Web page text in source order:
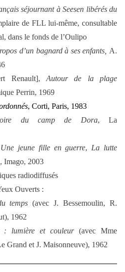
séjournant à Seesen libérés du
de FLL lui-même, consultable
dans le fonds de l’Oulipo
d’un bagnard à ses enfants, A.
Renault], Autour de la plage
Perrin, 1969
, Corti, Paris, 1983
du camp de Dora, La
Une jeune fille en guerre, La lutte
, Imago, 2003
radiodiffusés
Ouverts :
temps (avec J. Bessemoulin, R.
1962
: lumière et couleur(avec Mme
Grand et J. Maisonneuve), 1962